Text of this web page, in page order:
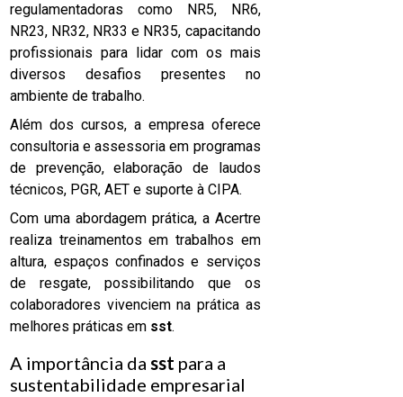
regulamentadoras como NR5, NR6,
NR23, NR32, NR33 e NR35, capacitando
profissionais para lidar com os mais
diversos desafios presentes no
ambiente de trabalho.
Além dos cursos, a empresa oferece
consultoria e assessoria em programas
de prevenção, elaboração de laudos
técnicos, PGR, AET e suporte à CIPA.
Com uma abordagem prática, a Acertre
realiza treinamentos em trabalhos em
altura, espaços confinados e serviços
de resgate, possibilitando que os
colaboradores vivenciem na prática as
melhores práticas em sst.
A importância dasst para a
sustentabilidade empresarial